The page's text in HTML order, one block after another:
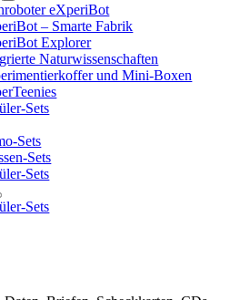
eXperiBot
– Smarte Fabrik
Explorer
Naturwissenschaften
und Mini-Boxen
Sets
Sets
Sets
Sets
Sets